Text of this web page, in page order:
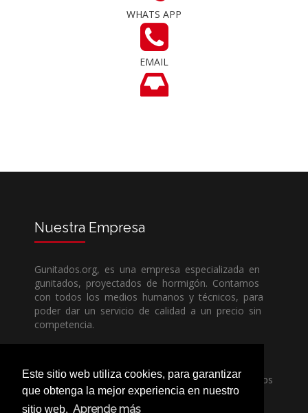
Este sitio web utiliza cookies, para garantizar
que obtenga la mejor experiencia en nuestro
sitio web. Aprende más
WHATS APP
EMAIL
Nuestra Empresa
Gunitados.org, es una empresa especializada en
gunitados, proyectados de hormigón. Contamos
con todos los medios humanos y técnicos, para
poder dar un servicio de calidad a un precio sin
competencia.
en llamarnos, nuestros técnicos estran encantados
de poder ayudarle, ya sea usted particular o
profesional.